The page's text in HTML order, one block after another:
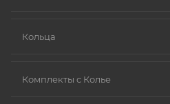
Кольца
Комплекты с Колье